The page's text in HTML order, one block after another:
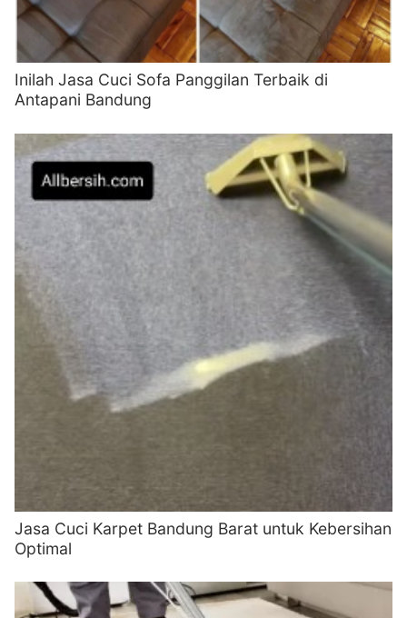
Inilah Jasa Cuci Sofa Panggilan Terbaik di
Antapani Bandung
Jasa Cuci Karpet Bandung Barat untuk Kebersihan
Optimal